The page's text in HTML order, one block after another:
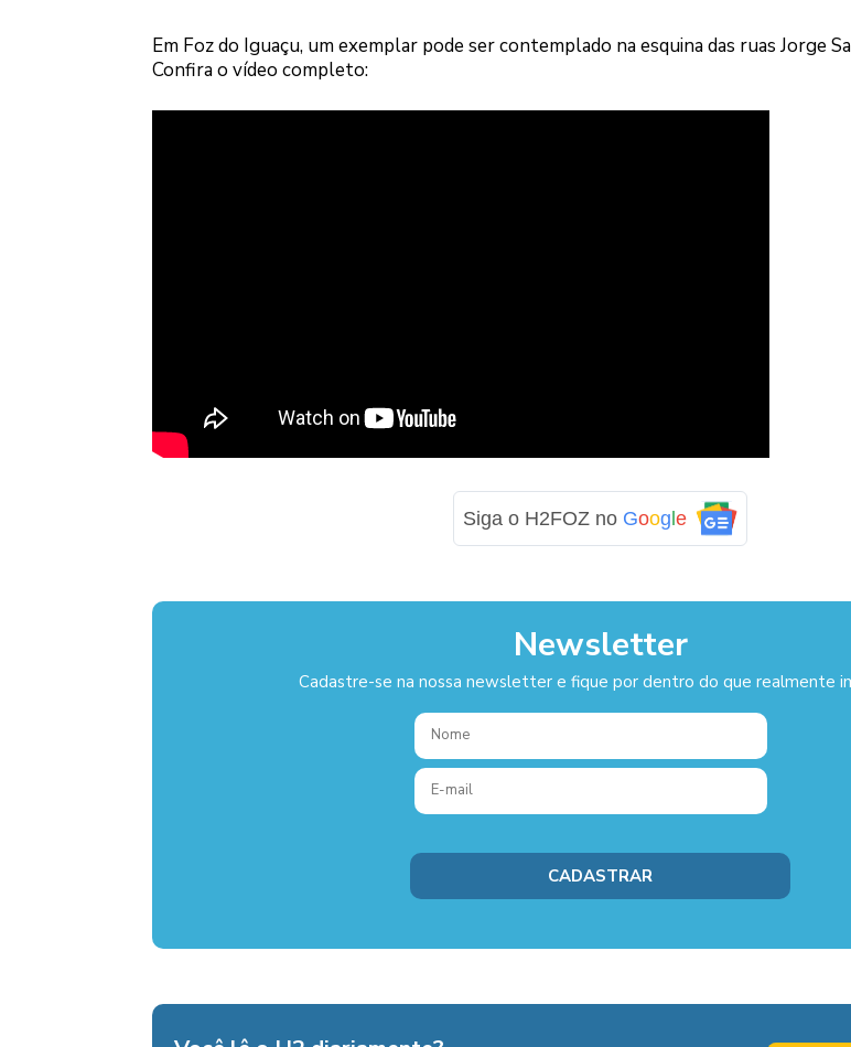
Em Foz do Iguaçu, um exemplar pode ser contemplado na esquina das ruas Jorge
Confira o vídeo completo:
Siga o H2FOZ no Goog le
Newsletter
Cadastre-se na nossa newsletter e fique por dentro do que realmente